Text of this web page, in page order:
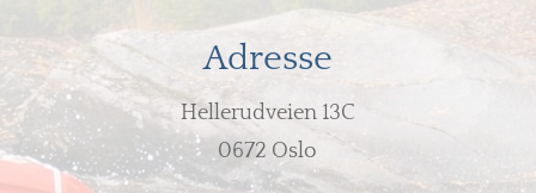
Adresse
Hellerudveien 13C
0672 Oslo